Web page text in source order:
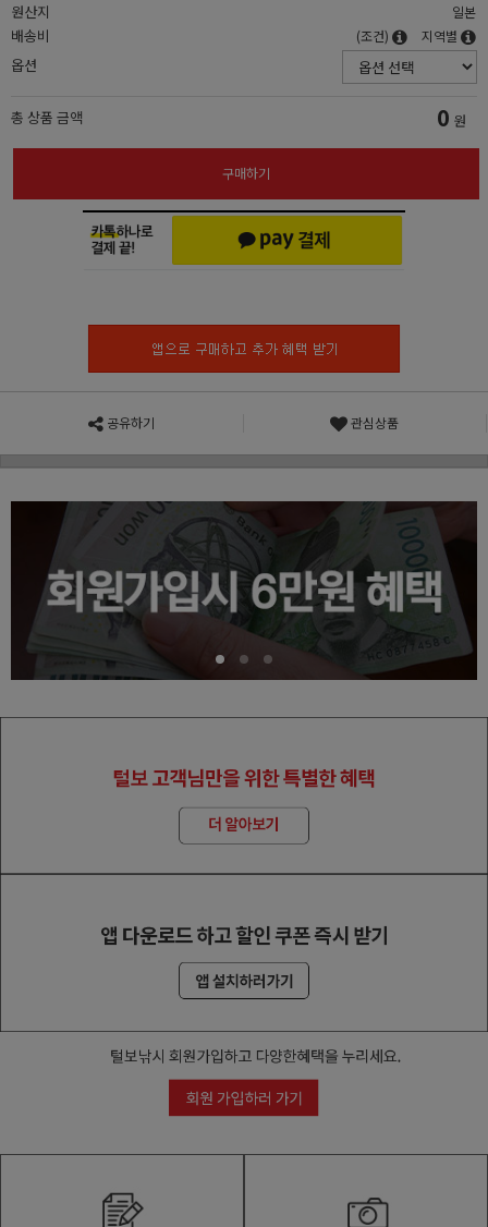
원산지 일본
배송비 (조건) 지역별
옵션
총 상품 금액 0 원
구매하기
공유하기 관심상품